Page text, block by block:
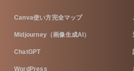
Canva使い方完全マップ
Midjourney（画像生成AI）
ChatGPT
WordPress